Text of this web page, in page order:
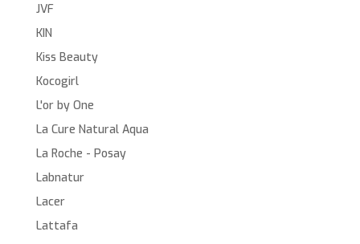
JVF
KIN
Kiss Beauty
Kocogirl
L'or by One
La Cure Natural Aqua
La Roche - Posay
Labnatur
Lacer
Lattafa